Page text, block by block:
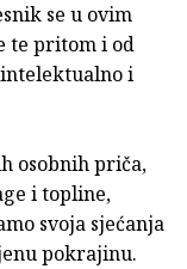
se u ovim
te pritom i od
i
osobnih priča,
i topline,
svoja sjećanja
pokrajinu.